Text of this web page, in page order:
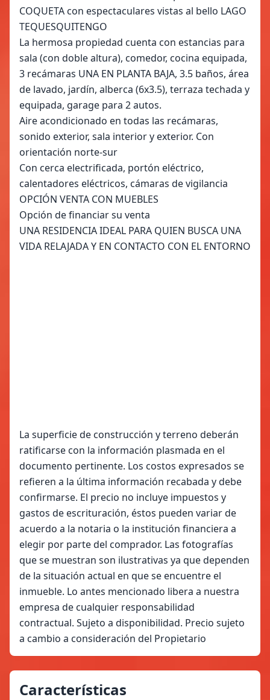
COQUETA con espectaculares vistas al bello LAGO
TEQUESQUITENGO
La hermosa propiedad cuenta con estancias para
sala (con doble altura), comedor, cocina equipada,
3 recámaras UNA EN PLANTA BAJA, 3.5 baños, área
de lavado, jardín, alberca (6x3.5), terraza techada y
equipada, garage para 2 autos.
Aire acondicionado en todas las recámaras,
sonido exterior, sala interior y exterior. Con
orientación norte-sur
Con cerca electrificada, portón eléctrico,
calentadores eléctricos, cámaras de vigilancia
OPCIÓN VENTA CON MUEBLES
Opción de financiar su venta
UNA RESIDENCIA IDEAL PARA QUIEN BUSCA UNA
VIDA RELAJADA Y EN CONTACTO CON EL ENTORNO
La superficie de construcción y terreno deberán
ratificarse con la información plasmada en el
documento pertinente. Los costos expresados se
refieren a la última información recabada y debe
confirmarse. El precio no incluye impuestos y
gastos de escrituración, éstos pueden variar de
acuerdo a la notaria o la institución financiera a
elegir por parte del comprador. Las fotografías
que se muestran son ilustrativas ya que dependen
de la situación actual en que se encuentre el
inmueble. Lo antes mencionado libera a nuestra
empresa de cualquier responsabilidad
contractual. Sujeto a disponibilidad. Precio sujeto
a cambio a consideración del Propietario
Características